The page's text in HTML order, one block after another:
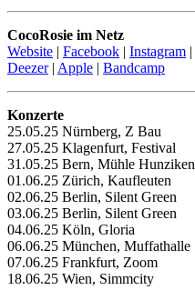
CocoRosie im Netz
Website | Facebook | Instagram |
Deezer| Apple | Bandcamp
Konzerte
25.05.25 Nürnberg, Z Bau
27.05.25 Klagenfurt, Festival
31.05.25 Bern, Mühle Hunziken
01.06.25 Zürich, Kaufleuten
02.06.25 Berlin, Silent Green
03.06.25 Berlin, Silent Green
04.06.25 Köln, Gloria
06.06.25 München, Muffathalle
07.06.25 Frankfurt, Zoom
18.06.25 Wien, Simmcity